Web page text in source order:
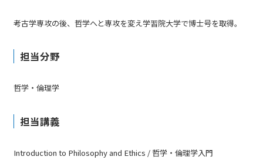
考古学専攻の後、哲学へと専攻を変え学習院大学で博士号を取得。
担当分野
哲学・倫理学
担当講義
Introduction to Philosophy and Ethics / 哲学・倫理学入門